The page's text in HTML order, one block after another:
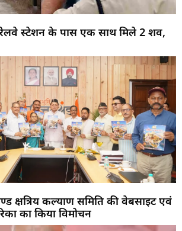
स्टेशन के पास एक साथ मिले 2 शव,
क्षत्रिय कल्याण समिति की वेबसाइट एवं
का किया विमोचन